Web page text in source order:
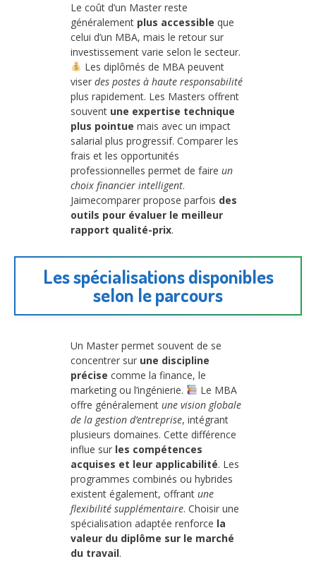
Le coût d’un Master reste
généralement plus accessible que
celui d’un MBA, mais le retour sur
investissement varie selon le secteur.
Les diplômés de MBA peuvent
viser des postes à haute responsabilité
plus rapidement. Les Masters offrent
souvent une expertise technique
plus pointue mais avec un impact
salarial plus progressif. Comparer les
frais et les opportunités
professionnelles permet de faire un
choix financier intelligent.
Jaimecomparer propose parfois des
outils pour évaluer le meilleur
rapport qualité-prix.
Les spécialisations disponibles
selon le parcours
Un Master permet souvent de se
concentrer sur une discipline
précise comme la finance, le
marketing ou l’ingénierie.
Le MBA
offre généralement une vision globale
de la gestion d’entreprise, intégrant
plusieurs domaines. Cette différence
influe sur les compétences
acquises et leur applicabilité. Les
programmes combinés ou hybrides
existent également, offrant une
flexibilité supplémentaire. Choisir une
spécialisation adaptée renforce la
valeur du diplôme sur le marché
du travail.